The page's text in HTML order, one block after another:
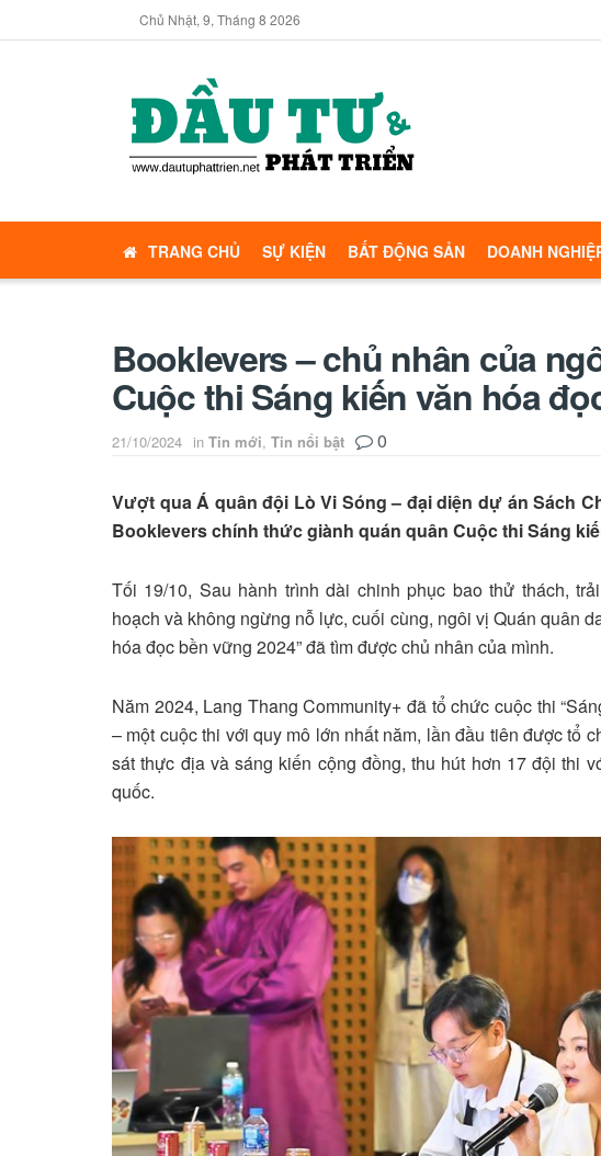
Chủ Nhật, 9, Tháng 8 2026
TRANG CHỦ SỰ KIỆN BẤT ĐỘNG SẢN DOANH
Booklevers – chủ nhân của
Cuộc thi Sáng kiến văn hóa
21/10/2024 in Tin mới, Tin nổi bật 0
Vượt qua Á quân đội Lò Vi Sóng – đại diện dự án Sách
Booklevers chính thức giành quán quân Cuộc thi Sáng
Tối 19/10, Sau hành trình dài chinh phục bao thử thách,
hoạch và không ngừng nỗ lực, cuối cùng, ngôi vị Quán quân
hóa đọc bền vững 2024” đã tìm được chủ nhân của mình.
Năm 2024, Lang Thang Community+ đã tổ chức cuộc thi
– một cuộc thi với quy mô lớn nhất năm, lần đầu tiên được tổ
sát thực địa và sáng kiến cộng đồng, thu hút hơn 17 đội thi
quốc.